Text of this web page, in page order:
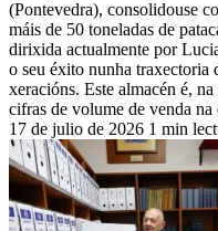
(Pontevedra), consolidouse
máis de 50 toneladas de
dirixida actualmente por
o seu éxito nunha traxectoria
xeracións. Este almacén é,
cifras de volume de venda na
17 de julio de 2026 1 min